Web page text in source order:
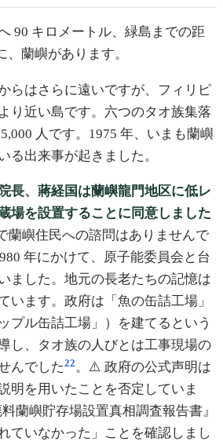
90 キロメートル、緑島までの距
、蘭嶼があります。
らはさらに遠いですが、フィリピ
り近い島です。六つのタオ族集落
人です。1975 年、いまも蘭嶼
る出来事が起きました。
長、蔣経国は蘭嶼龍門地区に低レ
場を設置することに同意しました
蘭嶼住民への諮問はありませんで
年にかけて、原子能委員会と台
ました。地元の長老たちの記憶は
います。政府は「魚の缶詰工場」
プル缶詰工場」）を建てるという
し、タオ族の人びとは工事現場の
んでした22。⚠️ 政府の公式声明は
明を用いたことを否定していま
蘭嶼貯存場設置真相調査報告書』
ていなかった」ことを確認しまし